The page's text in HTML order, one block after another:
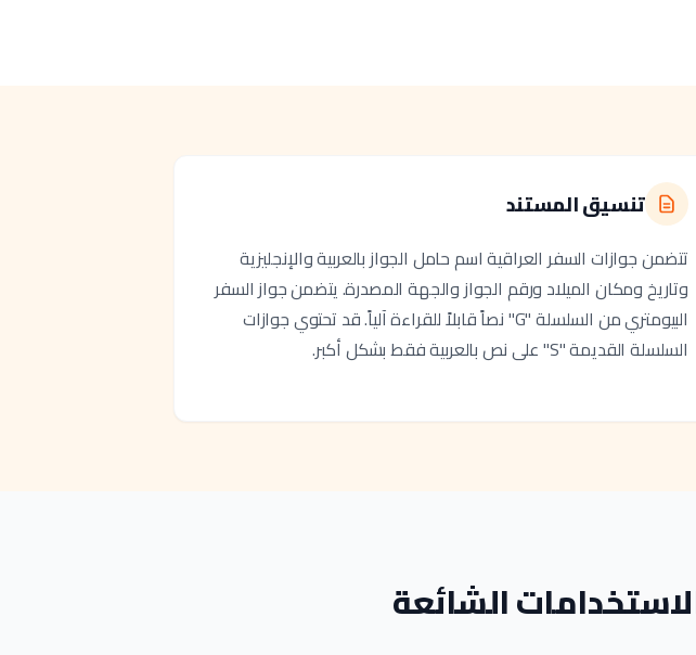
تنسيق المستند
تتضمن جوازات السفر العراقية اسم حامل الجواز بالعربية والإنجليزية
وتاريخ ومكان الميلاد ورقم الجواز والجهة المصدرة. يتضمن جواز السفر
البيومتري من السلسلة "G" نصاً قابلاً للقراءة آلياً. قد تحتوي جوازات
السلسلة القديمة "S" على نص بالعربية فقط بشكل أكبر.
الشائعة